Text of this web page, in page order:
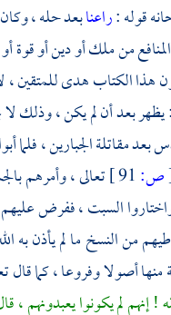
قوله :راعنابعد حله ،
من ملك أو دين أو
هذا الكتاب هدى للمتقين ،
بعد أن لم يكن ، وذلك لا
بعد مقاتلة الجبارين ، فلما
ص: تعالى ، وأمرهم
السبت ، ففرض
من النسخ ما لم يأذن به
أصولا وفروعا ، كما قال
! إنهم لم يكونوا يعبدونهم